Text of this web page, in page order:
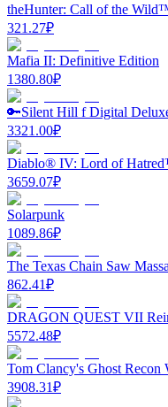
theHunter: Call of the
321.27₽
Mafia II: Definitive Edition
1380.80₽
🔑Silent Hill f Digital
3321.00₽
Diablo® IV: Lord of
3659.07₽
Solarpunk
1089.86₽
The Texas Chain Saw
862.41₽
DRAGON QUEST VII
5572.48₽
Tom Clancy's Ghost Recon
3908.31₽